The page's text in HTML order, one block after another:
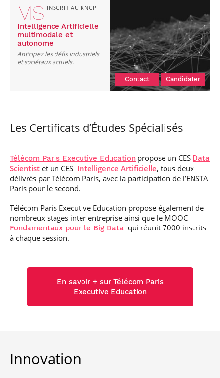
MS INSCRIT AU RNCP
Intelligence Artificielle
multimodale et
autonome
Anticipez les défis industriels
et sociétaux actuels.
Contact Candidater
Les Certificats d’Études Spécialisés
Télécom Paris Executive Education propose un CES Data
Scientist et un CES Intelligence Artificielle, tous deux
délivrés par Télécom Paris, avec la participation de l’ENSTA
Paris pour le second.
Télécom Paris Executive Education propose également de
nombreux stages inter entreprise ainsi que le MOOC
Fondamentaux pour le Big Data qui réunit 7000 inscrits
à chaque session.
En savoir + sur Télécom Paris
Executive Education
Innovation